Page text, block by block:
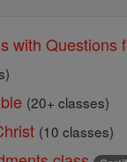
with Questions
(20+ classes)
(10 classes)